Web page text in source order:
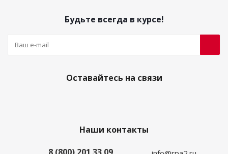
Будьте всегда в курсе!
Оставайтесь на связи
Наши контакты